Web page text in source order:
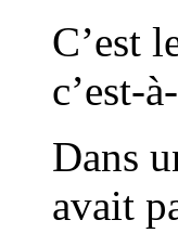
C’est
c’est-
Dans
avait